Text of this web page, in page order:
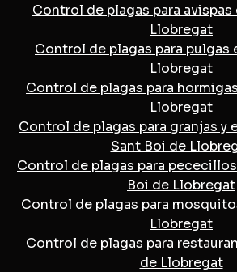
Control de plagas para avispas
Llobregat
Control de plagas para pulgas
Llobregat
Control de plagas para
Llobregat
Control de plagas para granjas y
Sant Boi de
Control de plagas para
Boi de Llobregat
Control de plagas para
Llobregat
Control de plagas para
de Llobregat